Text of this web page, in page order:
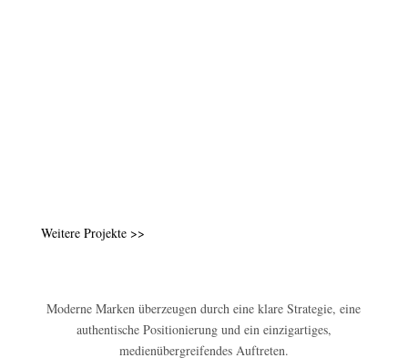
Weitere Projekte >>
Moderne Marken überzeugen durch eine klare Strategie, eine
authentische Positionierung und ein einzigartiges,
medienübergreifendes Auftreten.